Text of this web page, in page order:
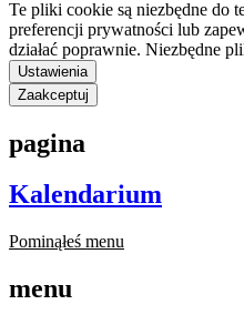
Te pliki cookie są niezbędne do
preferencji prywatności lub
działać poprawnie. Niezbędne
Ustawienia
Zaakceptuj
pagina
Kalendarium
Pominąłeś menu
menu